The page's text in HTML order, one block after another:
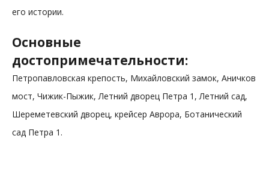
его истории.
Основные
достопримечательности:
Петропавловская крепость, Михайловский замок, Аничков
мост, Чижик-Пыжик, Летний дворец Петра 1, Летний сад,
Шереметевский дворец, крейсер Аврора, Ботанический
сад Петра 1.